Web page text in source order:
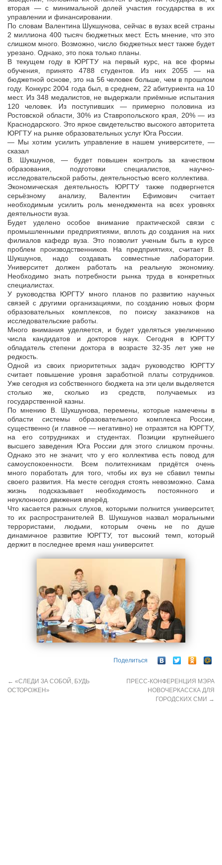
вторая — с минимальной долей участия государства в их
управлении и финансировании.
По словам Валентина Шукшунова, сейчас в вузах всей страны
2 миллиона 400 тысяч бюджетных мест. Есть мнение, что это
слишком много. Возможно, число бюджетных мест также будет
урезано. Однако, это пока только планы.
В текущем году в ЮРГТУ на первый курс, на все формы
обучения, принято 4788 студентов. Из них 2055 — на
бюджетной основе, это на 56 человек больше, чем в прошлом
году. Конкурс 2004 года был, в среднем, 22 абитуриента на 10
мест. Из 348 медалистов, не выдержали приёмные испытания
120 человек. Из поступивших — примерно половина из
Ростовской области, 30% из Ставропольского края, 20% — из
Краснодарского. Это яркое свидетельство высокого авторитета
ЮРГТУ на рынке образовательных услуг Юга России.
— Мы хотим усилить управление в нашем университете, —
сказал
В. Шукшунов, — будет повышен контроль за качеством
образования, подготовки специалистов, научно-
исследовательской работы, деятельностью всего коллектива.
Экономическая деятельность ЮРГТУ также подвергнется
серьёзному анализу, Валентин Ефимович считает
необходимым усилить роль менеджмента на всех уровнях
деятельности вуза.
Будет уделено особое внимание практической связи с
промышленными предприятиями, вплоть до создания на них
филиалов кафедр вуза. Это позволит ученым быть в курсе
проблем производственников. На предприятиях, считает В.
Шукшунов, надо создавать совместные лаборатории.
Университет должен работать на реальную экономику.
Необходимо знать потребности рынка труда в конкретных
специалистах.
У руководства ЮРГТУ много планов по развитию научных
связей с другими организациями, по созданию новых форм
образовательных комплексов, по поиску заказчиков на
исследовательские работы.
Много внимания уделяется, и будет уделяться увеличению
числа кандидатов и докторов наук. Сегодня в ЮРГТУ
обладатель степени доктора в возрасте 32-35 лет уже не
редкость.
Одной из своих приоритетных задач руководство ЮРГТУ
считает повышение уровня заработной платы сотрудников.
Уже сегодня из собственного бюджета на эти цели выделяется
столько же, сколько из средств, получаемых из
государственной казны.
По мнению В. Шукшунова, перемены, которые намечены в
области системы образовательного комплекса России,
существенно (и главное — негативно) не отразятся на ЮРГТУ,
на его сотрудниках и студентах. Позиции крупнейшего
высшего заведения Юга России для этого слишком прочны.
Однако это не значит, что у его коллектива есть повод для
самоуспокоенности. Всем политехникам придётся очень
много поработать для того, чтобы их вуз не сбавил темпы
своего развития. На месте сегодня стоять невозможно. Сама
жизнь подсказывает необходимость постоянного и
неуклонного движения вперёд.
Что касается разных слухов, которыми полнится университет,
то их распространителей В. Шукшунов назвал моральными
террористами, людьми, которым очень не по душе
динамичное развитие ЮРГТУ, тот высокий темп, который
держит в последнее время наш университет.
Поделиться
← «СЛЕДИ ЗА СОБОЙ, БУДЬ
ОСТОРОЖЕН»
ПРЕСС-КОНФЕРЕНЦИЯ МЭРА
НОВОЧЕРКАССКА ДЛЯ
ГОРОДСКИХ СМИ →